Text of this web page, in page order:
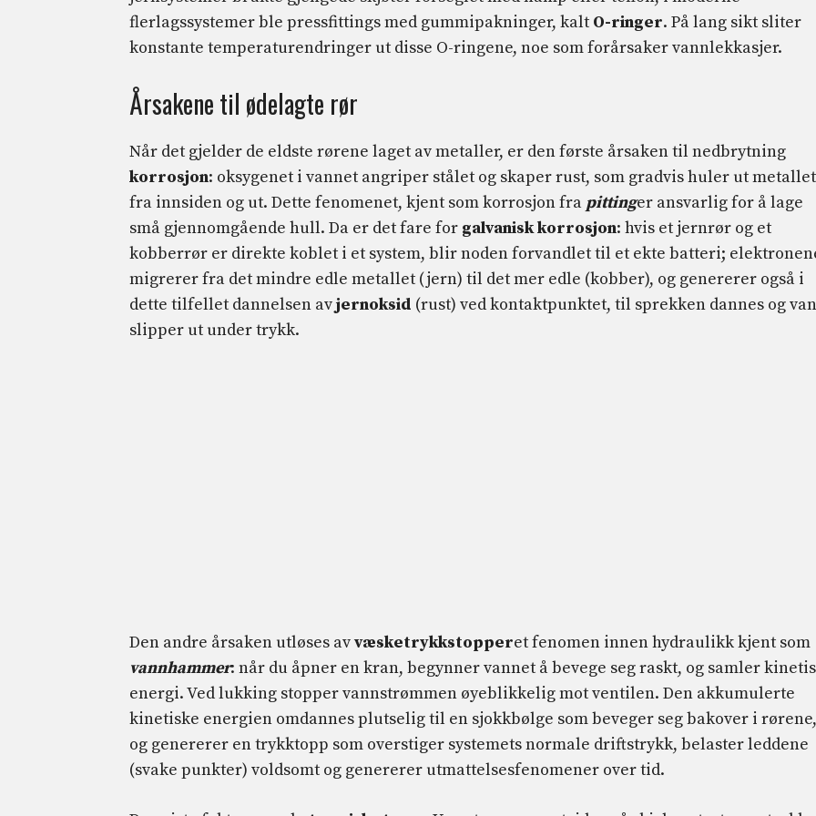
flerlagssystemer ble pressfittings med gummipakninger, kalt O-ringer. På lang sikt sliter
konstante temperaturendringer ut disse O-ringene, noe som forårsaker vannlekkasjer.
Årsakene til ødelagte rør
Når det gjelder de eldste rørene laget av metaller, er den første årsaken til nedbrytning
korrosjon: oksygenet i vannet angriper stålet og skaper rust, som gradvis huler ut metallet
fra innsiden og ut. Dette fenomenet, kjent som korrosjon fra pittinger ansvarlig for å lage
små gjennomgående hull. Da er det fare for galvanisk korrosjon: hvis et jernrør og et
kobberrør er direkte koblet i et system, blir noden forvandlet til et ekte batteri;
migrerer fra det mindre edle metallet (jern) til det mer edle (kobber), og genererer også i
dette tilfellet dannelsen avjernoksid (rust) ved kontaktpunktet, til sprekken dannes og
slipper ut under trykk.
Den andre årsaken utløses avvæsketrykkstopperet fenomen innen hydraulikk kjent som
vannhammer: når du åpner en kran, begynner vannet å bevege seg raskt, og samler
energi. Ved lukking stopper vannstrømmen øyeblikkelig mot ventilen. Den akkumulerte
kinetiske energien omdannes plutselig til en sjokkbølge som beveger seg bakover i rørene,
og genererer en trykktopp som overstiger systemets normale driftstrykk, belaster leddene
(svake punkter) voldsomt og genererer utmattelsesfenomener over tid.